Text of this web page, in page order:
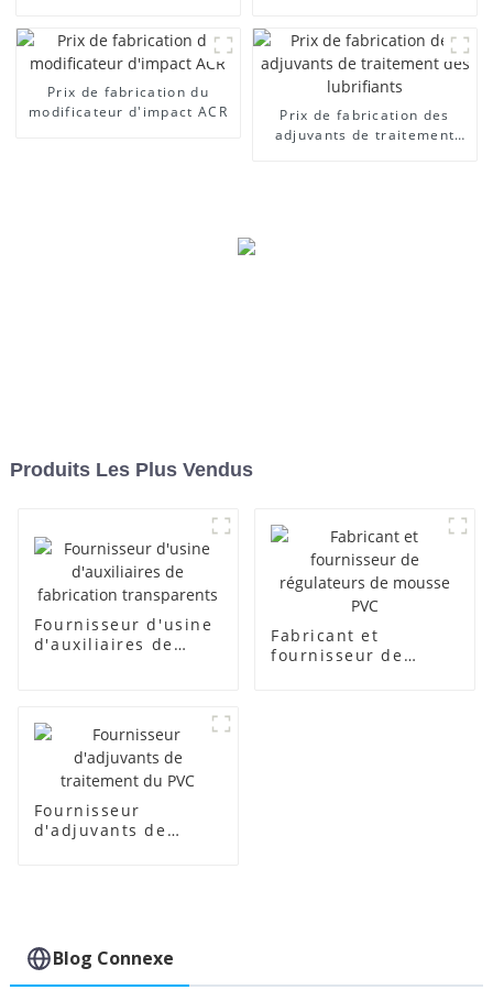
Prix ​​de fabrication du
modificateur d'impact ACR
Prix ​​de fabrication des
adjuvants de traitement
Produits Les Plus Vendus
Fournisseur d'usine
d'auxiliaires de
Fabricant et
fournisseur de
Fournisseur
d'adjuvants de
Blog Connexe